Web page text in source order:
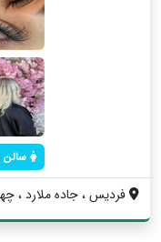
سالن
فردیس ، جاده ملارد ،